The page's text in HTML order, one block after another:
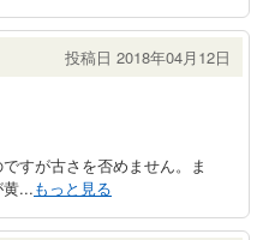
投稿日 2018年04月12日
すが古さを否めません。ま
...もっと見る